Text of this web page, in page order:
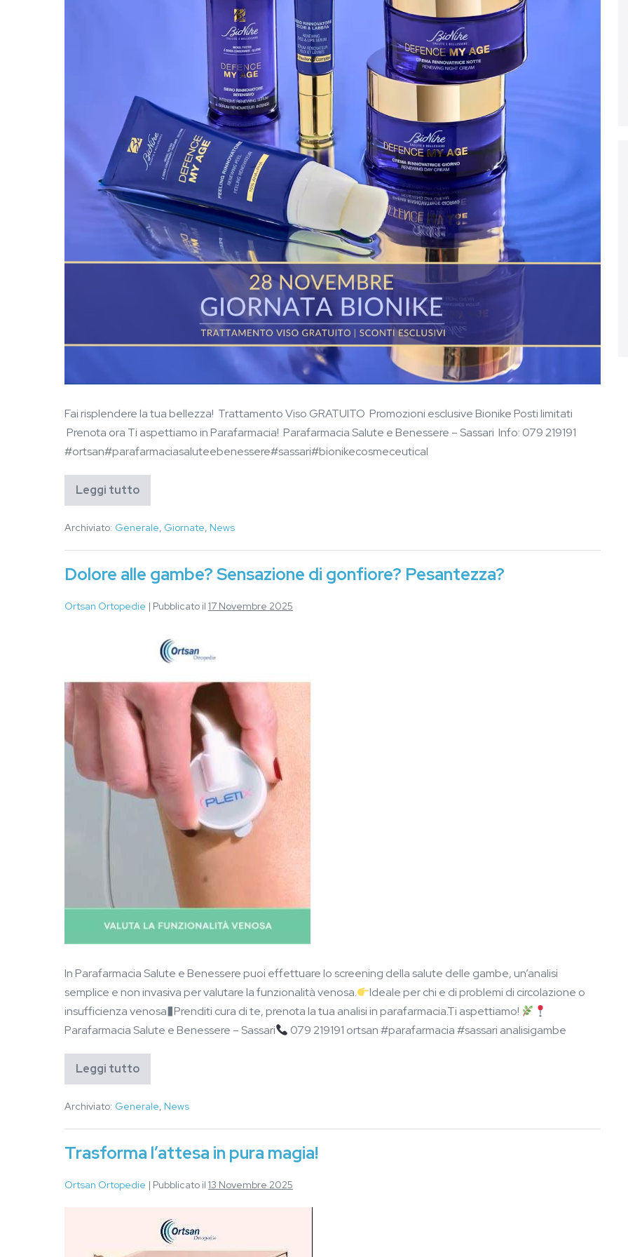
Fai risplendere la tua bellezza! Trattamento Viso GRATUITO Promozioni esclusive Bionike Posti limitati
Prenota ora Ti aspettiamo in Parafarmacia! Parafarmacia Salute e Benessere – Sassari Info: 079 219191
#ortsan#parafarmaciasaluteebenessere#sassari#bionikecosmeceutical
Leggi tutto
Archiviato: Generale, Giornate, News
Dolore alle gambe? Sensazione di gonfiore? Pesantezza?
Ortsan Ortopedie | Pubblicato il 17 Novembre 2025
In Parafarmacia Salute e Benessere puoi effettuare lo screening della salute delle gambe, un’analisi
semplice e non invasiva per valutare la funzionalità venosa.
Ideale per chi e di problemi di circolazione o
insufficienza venosa�Prenditi cura di te, prenota la tua analisi in parafarmacia.Ti aspettiamo!
Parafarmacia Salute e Benessere – Sassari
079 219191 ortsan #parafarmacia #sassari analisigambe
Leggi tutto
Archiviato: Generale, News
Trasforma l’attesa in pura magia!
Ortsan Ortopedie | Pubblicato il 13 Novembre 2025